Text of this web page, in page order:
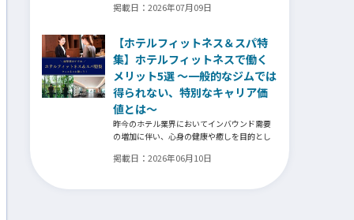
の人生を広げる新しいステージとして、同協
掲載日： 2026年07月09日
【ホテルフィットネス＆スパ特
集】ホテルフィットネスで働く
メリット5選 ～一般的なジムでは
得られない、特別なキャリア価
値とは～
昨今のホテル業界においてインバウンド需要
の増加に伴い、心身の健康や癒しを目的とし
なっています。そして、ウェルネスプログラ
ィス指導者、ストレッチトレーナー、コンデ
掲載日： 2026年06月10日